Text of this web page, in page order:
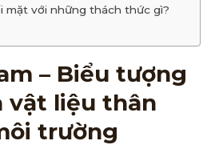
mặt với những thách thức gì?
– Biểu tượng
vật liệu thân
trường